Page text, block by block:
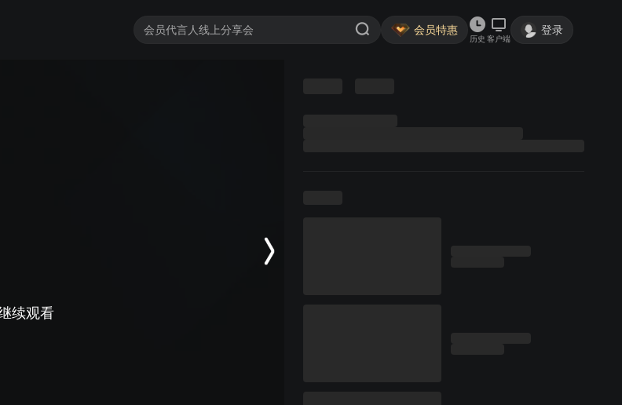
会员特惠
历史 客户端
登录
续观看